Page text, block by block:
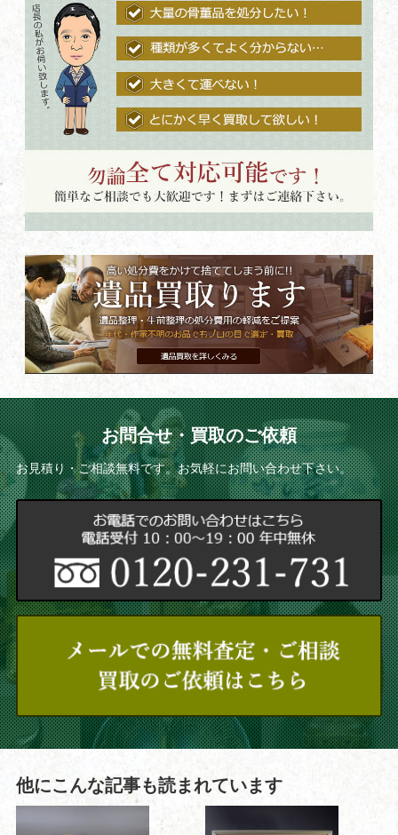
お問合せ・買取のご依頼
お見積り・ご相談無料です。お気軽にお問い合わせ下さい。
他にこんな記事も読まれています